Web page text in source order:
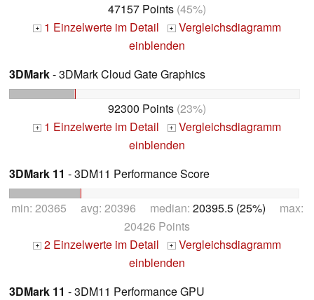
47157 Points (45%)
+ 1 Einzelwerte im Detail + Vergleichsdiagramm
einblenden
3DMark- 3DMark Cloud Gate Graphics
92300 Points (23%)
+ 1 Einzelwerte im Detail + Vergleichsdiagramm
einblenden
3DMark 11 - 3DM11 Performance Score
min: 20365 avg: 20396 median: 20395.5 (25%) max:
20426 Points
+ 2 Einzelwerte im Detail + Vergleichsdiagramm
einblenden
3DMark 11 - 3DM11 Performance GPU